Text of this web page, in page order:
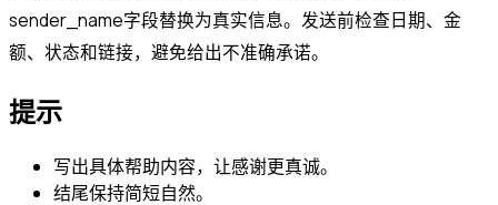
sender_name字段替换为真实信息。发送前检查日期、金
额、状态和链接，避免给出不准确承诺。
提示
写出具体帮助内容，让感谢更真诚。
结尾保持简短自然。